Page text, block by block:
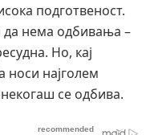
подготвеност.
да нема одбивања –
Но, кај
носи најголем
се одбива.